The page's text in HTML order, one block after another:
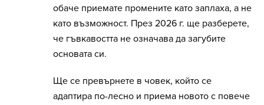
обаче приемате промените като заплаха, а не
като възможност. През 2026 г. ще разберете,
че гъвкавостта не означава да загубите
основата си.
Ще се превърнете в човек, който се
адаптира по-лесно и приема новото с повече